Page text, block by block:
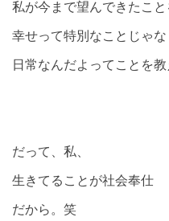
私が今まで望んできたこ
幸せって特別なことじゃな
日常なんだよってことを
だって、私、
生きてることが社会奉仕
だから。笑